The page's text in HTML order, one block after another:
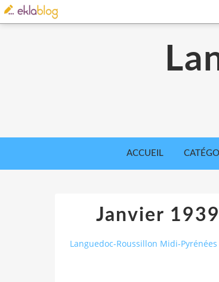
ACCUEIL
Janvier
Languedoc-Roussillon Midi-Pyrénées